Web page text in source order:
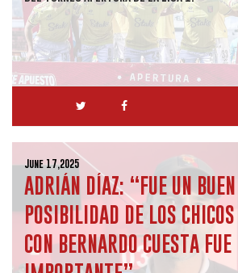
June 17,2025
ADRIÁN DÍAZ: “FUE UN
POSIBILIDAD DE LOS
CON BERNARDO CUESTA FUE